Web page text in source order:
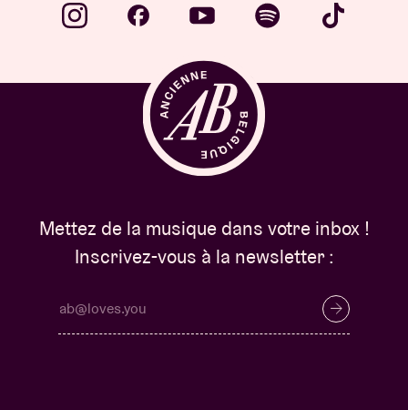
Mettez de la musique dans votre inbox !
Inscrivez-vous à la newsletter :